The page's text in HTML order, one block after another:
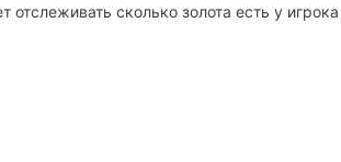
отслеживать сколько золота есть у